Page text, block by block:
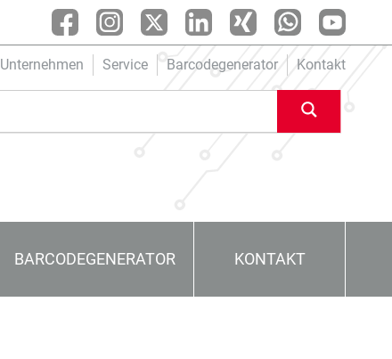
Unternehmen Service Barcodegenerator Kontakt
BARCODEGENERATOR KONTAKT